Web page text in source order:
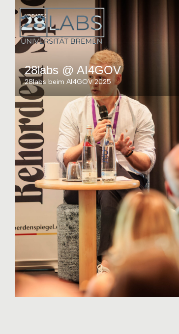
UPDATES
28labs @ AI4GOV
28labs beim AI4GOV 2025